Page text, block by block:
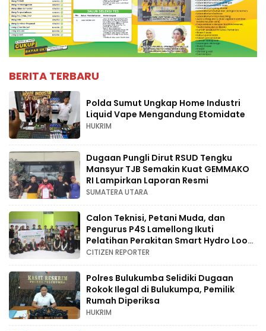
BERITA TERBARU
Polda Sumut Ungkap Home Industri
Liquid Vape Mengandung Etomidate
HUKRIM
Dugaan Pungli Dirut RSUD Tengku
Mansyur TJB Semakin Kuat GEMMAKO
RI Lampirkan Laporan Resmi
SUMATERA UTARA
Calon Teknisi, Petani Muda, dan
Pengurus P4S Lamellong Ikuti
Pelatihan Perakitan Smart Hydro Loop
di Desa Kajaolaliddong
CITIZEN REPORTER
Polres Bulukumba Selidiki Dugaan
Rokok Ilegal di Bulukumpa, Pemilik
Rumah Diperiksa
HUKRIM